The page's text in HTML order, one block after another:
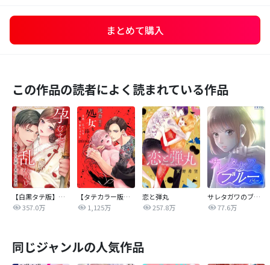
まとめて購入
この作品の読者によく読まれている作品
【白黒タテ版】孕むまで乱れいけ～身代わり花嫁と軍服の猛愛
357.0万
【タテカラー版】漣蒼士に処女を捧ぐ～さあ、じっくり愛でましょうか
1,125万
恋と弾丸
257.8万
サレタガワのブルー【タテヨミ】
77.6万
同じジャンルの人気作品